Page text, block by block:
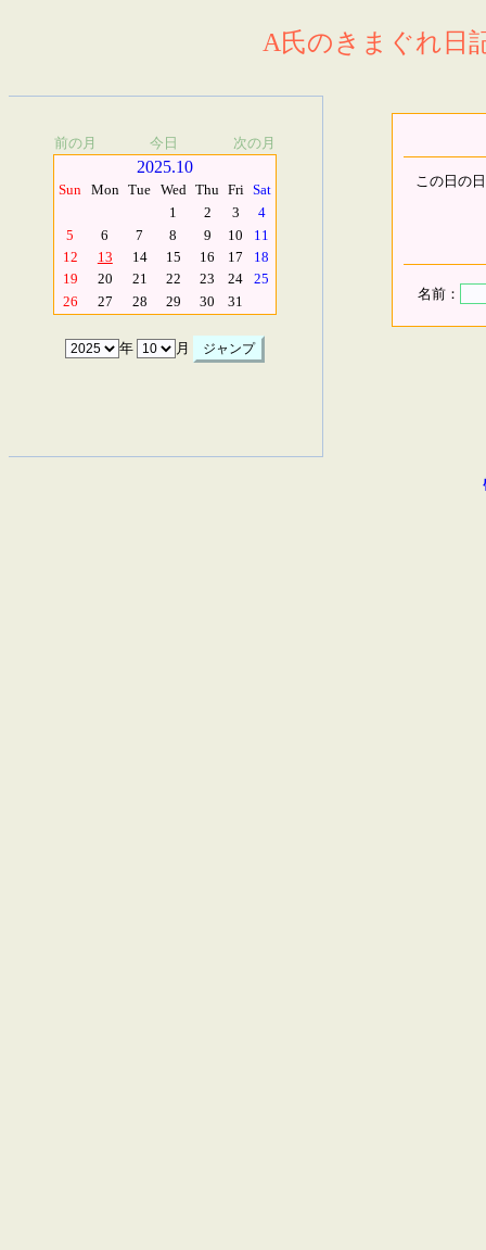
A氏のきまぐれ日
前の月 今日 次の月
2025.10
Sun Mon Tue Wed Thu Fri Sat
1
2 3
4
5
6 7 8 9 10
11
12
13 14 15 16 17
18
19
20 21 22 23 24
25
26
27 28 29 30 31
年 月
この日の
名前：